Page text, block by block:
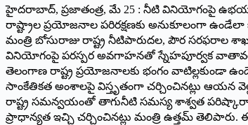
హైదరాబాద్, ప్రజాతంత్ర, మే 25 : నీటి వినియోగంపై ఉభయ
రాష్ట్రాల ప్రయోజనాల పరిరక్షణకు అనుకూలంగా
మంత్రి బోసురాజు రాష్ట్ర నీటిపారుదల, పౌర సరఫరాల
వినియోగంపై పరస్పర అవగాహనతో స్నేహపూర్వక
తెలంగాణ రాష్ట్ర ప్రయోజనాలకు భంగం వాటిల్లకుండా
సాంకేతికత అంశాలపై విస్తృతంగా చర్చించినట్లు ఆయన
రాష్ట్ర సమన్వయంతో తాగునీటి సమస్య శాశ్వత
ప్రాధాన్యత ఇచ్చి చర్చించినట్లు మంత్రి ఉత్తమ్ తెలిపారు.